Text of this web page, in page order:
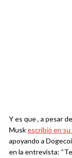
Y es que , a pesar
Muskescribió en
apoyando a
en la entrevista: